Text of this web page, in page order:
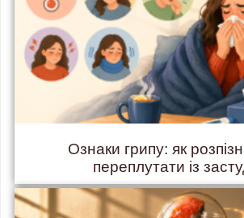
Ознаки грипу: як
переплутати із